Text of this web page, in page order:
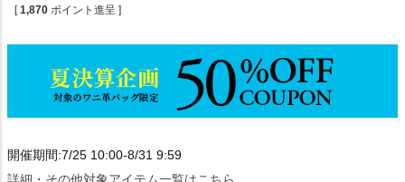
[ 1,870 ポイント進呈 ]
開催期間:7/25 10:00-8/31 9:59